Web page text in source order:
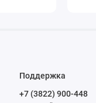
Поддержка
+7 (3822) 900-448